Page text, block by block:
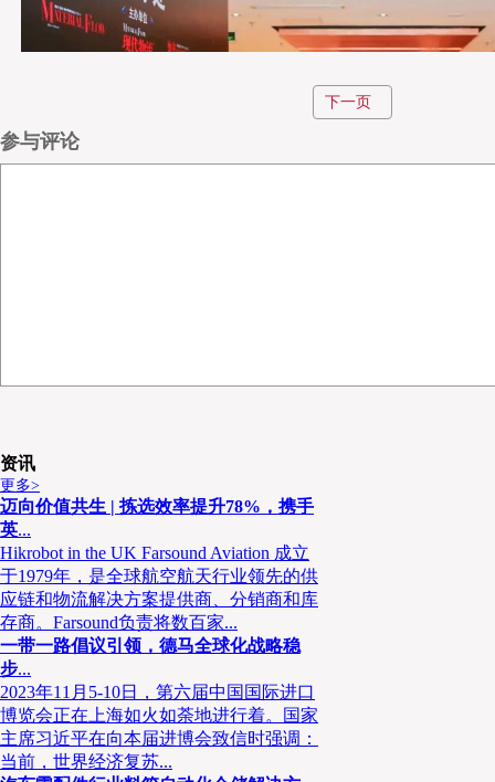
下一页
参与评论
资讯
更多>
迈向价值共生 | 拣选效率提升78%，携手
英...
Hikrobot in the UK Farsound Aviation 成立
于1979年，是全球航空航天行业领先的供
应链和物流解决方案提供商、分销商和库
存商。Farsound负责将数百家...
一带一路倡议引领，德马全球化战略稳
步...
2023年11月5-10日，第六届中国国际进口
博览会正在上海如火如荼地进行着。国家
主席习近平在向本届进博会致信时强调：
当前，世界经济复苏...